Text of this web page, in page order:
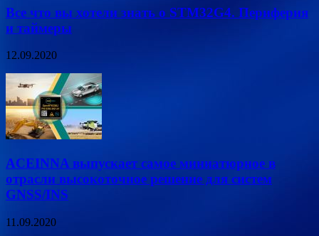
Все что вы хотели знать о STM32G4. Периферия
и таймеры
12.09.2020
ACEINNA выпускает самое миниатюрное в
отрасли высокоточное решение для систем
GNSS/INS
11.09.2020